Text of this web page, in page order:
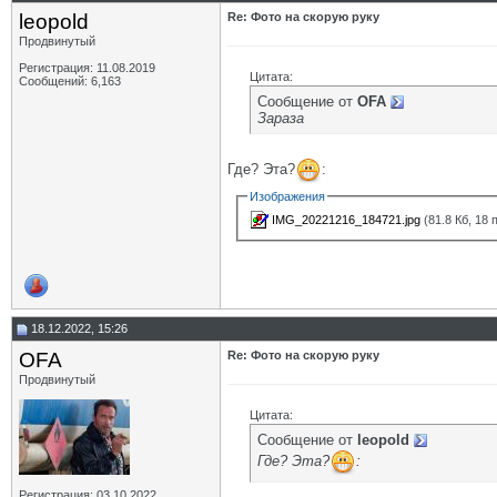
leopold
Продвинутый
Регистрация: 11.08.2019
Сообщений: 6,163
Re: Фото на скорую руку
Цитата:
Сообщение от OFA
Зараза
Где? Эта? :
Изображения
IMG_20221216_184721.jpg (81.8 Кб, 18
18.12.2022, 15:26
OFA
Продвинутый
Re: Фото на скорую руку
Цитата:
Сообщение от leopold
Где? Эта?
: